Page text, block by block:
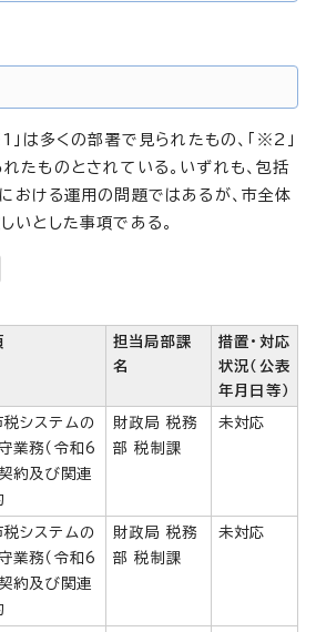
は多くの部署で見られたもの、「※2」
たものとされている。いずれも、包括
おける運用の問題ではあるが、市全体
いとした事項である。
担当局部課
名
措置・対応
状況（公表
年月日等）
システムの
業務（令和6
約及び関連
財政局 税務
部 税制課
未対応
システムの
業務（令和6
約及び関連
財政局 税務
部 税制課
未対応